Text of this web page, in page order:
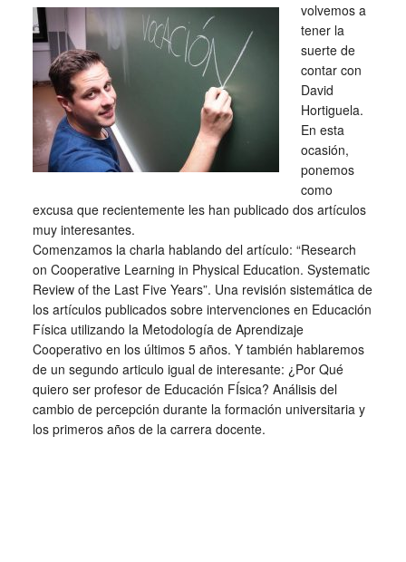
volvemos a
tener la
suerte de
contar con
David
Hortiguela.
En esta
ocasión,
ponemos
como
excusa que recientemente les han publicado dos artículos
muy interesantes.
Comenzamos la charla hablando del artículo: “Research
on Cooperative Learning in Physical Education. Systematic
Review of the Last Five Years”. Una revisión sistemática de
los artículos publicados sobre intervenciones en Educación
Física utilizando la Metodología de Aprendizaje
Cooperativo en los últimos 5 años. Y también hablaremos
de un segundo articulo igual de interesante: ¿Por Qué
quiero ser profesor de Educación FÍsica? Análisis del
cambio de percepción durante la formación universitaria y
los primeros años de la carrera docente.